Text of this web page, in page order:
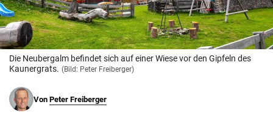
© Krone Multimedia GmbH & Co KG 2026
Muthgasse 2, 1190 Wien
Die Neubergalm befindet sich auf einer Wiese vor den Gipfeln des
Kaunergrats. (Bild: Peter Freiberger)
Von Peter Freiberger